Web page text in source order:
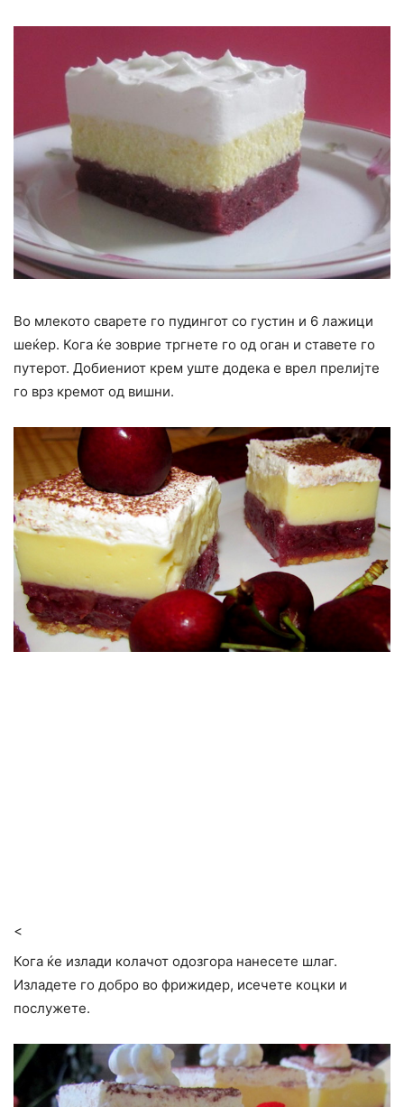
Во млекото сварете го пудингот со густин и 6 лажици
шеќер. Кога ќе зоврие тргнете го од оган и ставете го
путерот. Добиениот крем уште додека е врел прелијте
го врз кремот од вишни.
<
Кога ќе излади колачот одозгора нанесете шлаг.
Изладете го добро во фрижидер, исечете коцки и
послужете.